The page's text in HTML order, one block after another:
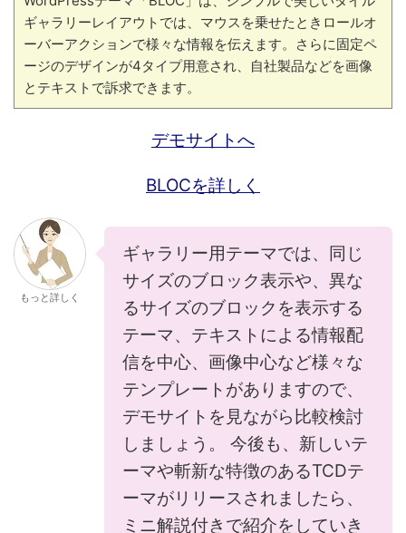
ギャラリーレイアウトでは、マウスを乗せたときロールオ
ーバーアクションで様々な情報を伝えます。さらに固定ペ
ージのデザインが4タイプ用意され、自社製品などを画像
とテキストで訴求できます。
デモサイトへ
BLOCを詳しく
もっと詳しく
ギャラリー用テーマでは、同じ
サイズのブロック表示や、異な
るサイズのブロックを表示する
テーマ、テキストによる情報配
信を中心、画像中心など様々な
テンプレートがありますので、
デモサイトを見ながら比較検討
しましょう。 今後も、新しいテ
ーマや斬新な特徴のあるTCDテ
ーマがリリースされましたら、
ミニ解説付きで紹介をしていき